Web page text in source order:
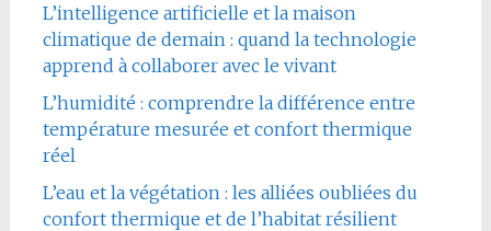
L’intelligence artificielle et la maison
climatique de demain : quand la technologie
apprend à collaborer avec le vivant
L’humidité : comprendre la différence entre
température mesurée et confort thermique
réel
L’eau et la végétation : les alliées oubliées du
confort thermique et de l’habitat résilient